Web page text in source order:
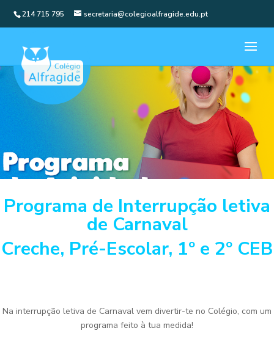
214 715 795 secretaria@colegioalfragide.edu.pt
Programa de Interrupção letiva
de Carnaval
Creche, Pré-Escolar, 1º e 2º CEB
Na interrupção letiva de Carnaval vem divertir-te no Colégio, com um
programa feito à tua medida!